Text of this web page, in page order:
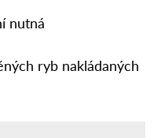
nutná
ryb nakládaných